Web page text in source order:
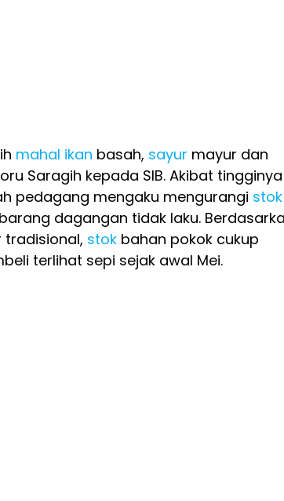
mahal ikan basah, sayur mayur dan
Saragih kepada SIB. Akibat tingginya
pedagang mengaku mengurangi stok
dagangan tidak laku.
stok bahan pokok cukup
terlihat sepi sejak awal Mei.